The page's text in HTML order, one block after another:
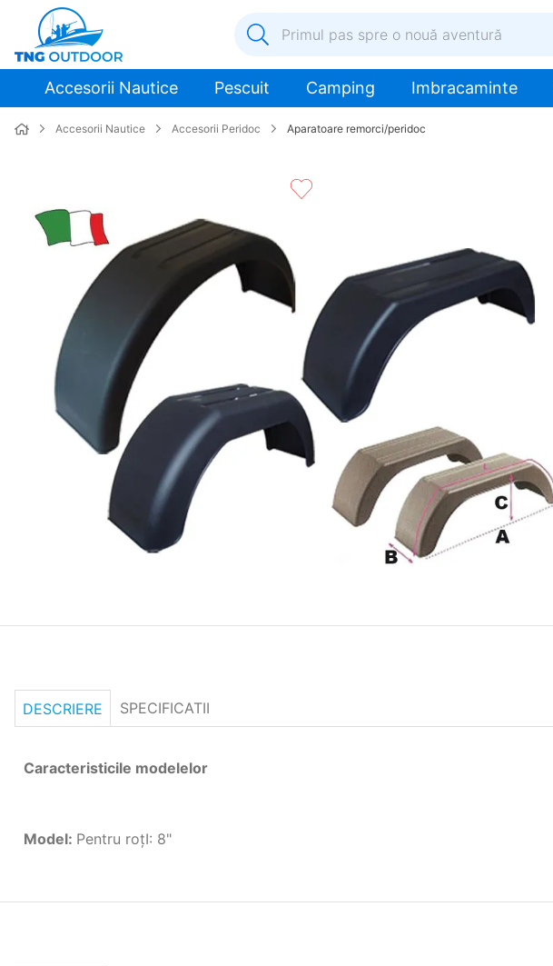
Primul pas spre o nouă aventură
1.
inox
2.
colac salvare
3.
elice
plumb
6.
pompa apa
8.
biminitop
ancora
Accesorii Nautice Pescuit Camping Imbracaminte
Accesorii Nautice Accesorii Peridoc Aparatoare remorci/peridoc
DESCRIERE SPECIFICATII
Caracteristicile modelelor
Model: Pentru roţI: 8"